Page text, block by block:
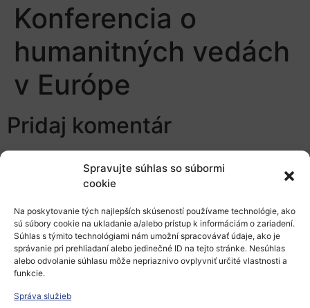
Spravujte súhlas so súbormi
cookie
Na poskytovanie tých najlepších skúseností používame technológie, ako
sú súbory cookie na ukladanie a/alebo prístup k informáciám o zariadení.
Súhlas s týmito technológiami nám umožní spracovávať údaje, ako je
správanie pri prehliadaní alebo jedinečné ID na tejto stránke. Nesúhlas
alebo odvolanie súhlasu môže nepriaznivo ovplyvniť určité vlastnosti a
funkcie.
Správa služieb
Konferencia o
humanitných vedách
v Európe
Pridaj komentár